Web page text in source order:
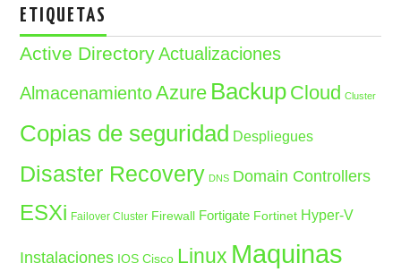
ETIQUETAS
Active Directory Actualizaciones
Almacenamiento Azure Backup Cloud Cluster
Copias de seguridad Despliegues
Disaster Recovery DNS Domain Controllers
ESXi Failover Cluster Firewall Fortigate Fortinet Hyper-V
Instalaciones IOS Cisco Linux Maquinas